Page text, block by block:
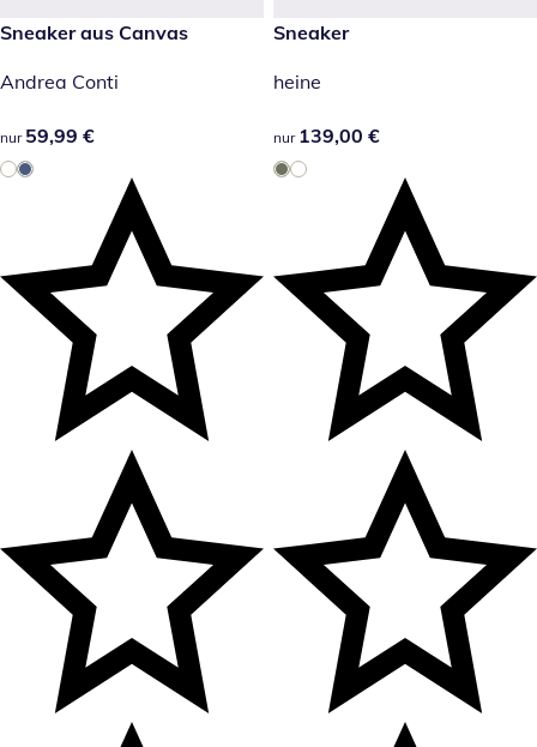
59,99 €
Sneaker aus Canvas
Andrea Conti
59,99 €
nur 59,99 €
139,00 €
Sneaker
heine
139,00 €
nur 139,00 €